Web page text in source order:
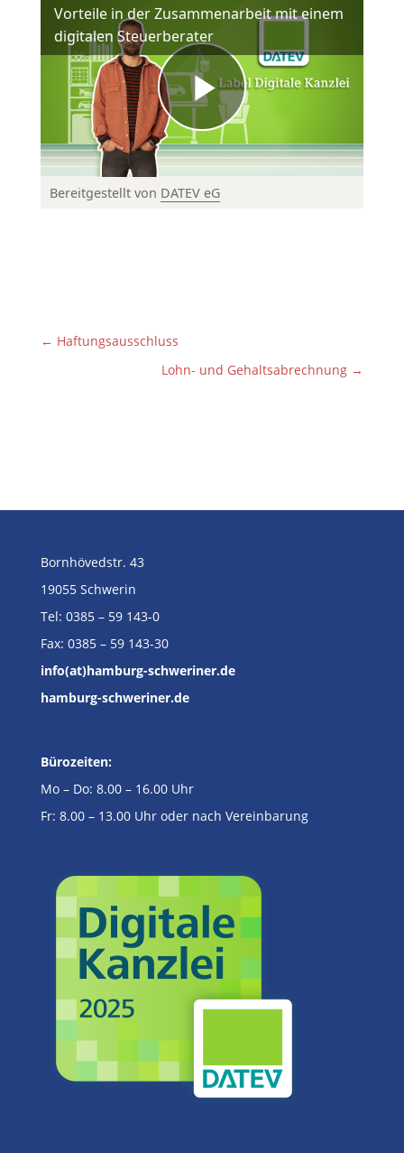
Vorteile in der Zusammenarbeit mit einem
digitalen Steuerberater
Bereitgestellt von DATEV eG
← Haftungsausschluss
Lohn- und Gehaltsabrechnung →
Bornhövedstr. 43
19055 Schwerin
Tel: 0385 – 59 143-0
Fax: 0385 – 59 143-30
info(at)hamburg-schweriner.de
hamburg-schweriner.de
Bürozeiten:
Mo – Do: 8.00 – 16.00 Uhr
Fr: 8.00 – 13.00 Uhr oder nach Vereinbarung